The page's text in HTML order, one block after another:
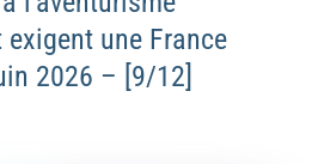
une France
2026 – [9/12]